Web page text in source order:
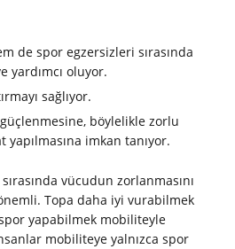
de spor egzersizleri sırasında
yardımcı oluyor.
sağlıyor.
böylelikle zorlu
imkan tanıyor.
vücudun zorlanmasını
Topa daha iyi vurabilmek
yapabilmek mobiliteyle
mobiliteye yalnızca spor